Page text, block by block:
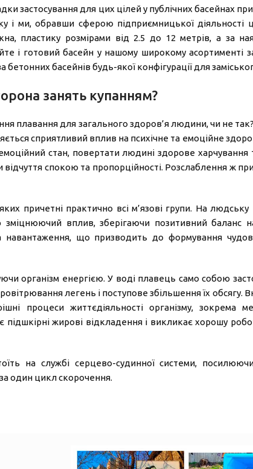
застосування для цих цілей у публічних басейнах
і ми, обравши сферою підприємницької
пластику розмірами від 2.5 до 12 метрів, а за
і готовий басейн у нашому широкому асортименті
басейнів будь-якої конфігурації для
занять купанням?
плавання для загального здоров’я людини, чи не
сприятливий вплив на психічне та емоційне
стан, повертати людині здорове харчування
спокою та пропорційності. Розслаблення ж
причетні практично всі м’язові групи. На людську
зміцнюючий вплив, зберігаючи позитивний баланс
навантаження, що призводить до формування
організм енергією. У воді плавець само собою
легень і поступове збільшення їх обсягу.
процеси життєдіяльності організму, зокрема
жирові відкладення і викликає хорошу
на службі серцево-судинної системи,
один цикл скорочення.